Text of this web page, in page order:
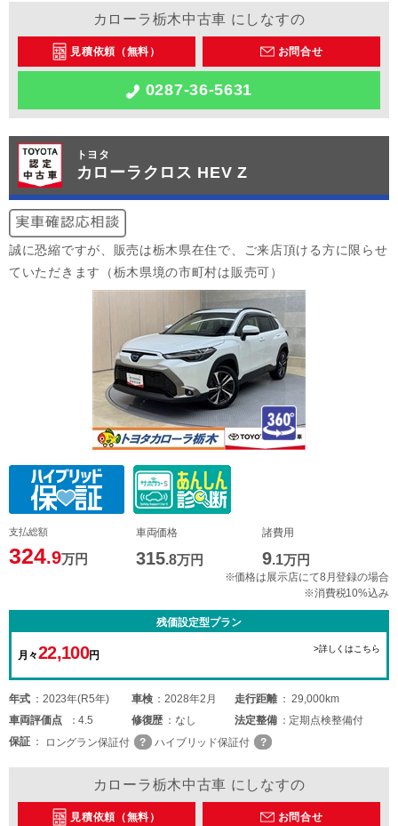
カローラ栃木中古車 にしなすの
見積依頼（無料） お問合せ
0287-36-5631
トヨタ
カローラクロス HEV Z
誠に恐縮ですが、販売は栃木県在住で、ご来店頂ける方に限らせ
ていただきます（栃木県境の市町村は販売可）
支払総額
324.9万円
車両価格
315.8万円
諸費用
9.1万円
※価格は展示店にて8月登録の場合
※消費税10%込み
残価設定型プラン
月々22,100円
>詳しくはこちら
年式 2023年(R5年) 車検 2028年2月 走行距離
29,000km
車両評価点 4.5 修復歴 なし 法定整備
定期点検整備付
保証
ロングラン保証付 ハイブリッド保証付
カローラ栃木中古車 にしなすの
見積依頼（無料） お問合せ